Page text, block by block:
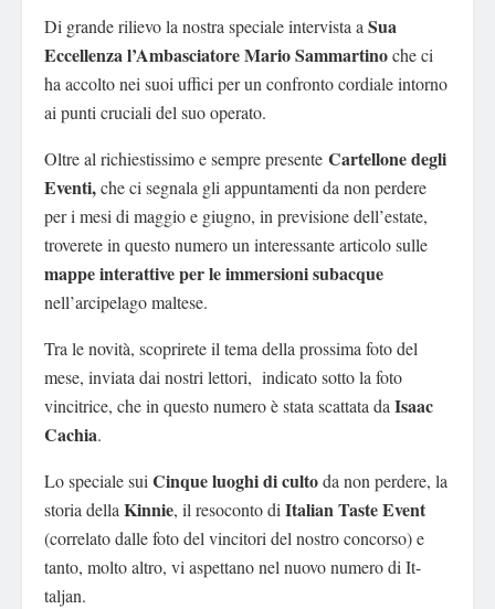
Di grande rilievo la nostra speciale intervista a Sua
Eccellenza l’Ambasciatore Mario Sammartinoche ci
ha accolto nei suoi uffici per un confronto cordiale intorno
ai punti cruciali del suo operato.
Oltre al richiestissimo e sempre presente Cartellone degli
Eventi,che ci segnala gli appuntamenti da non perdere
per i mesi di maggio e giugno, in previsione dell’estate,
troverete in questo numero un interessante articolo sulle
mappe interattive per le immersioni subacque
nell’arcipelago maltese.
Tra le novità, scoprirete il tema della prossima foto del
mese, inviata dai nostri lettori, indicato sotto la foto
vincitrice, che in questo numero è stata scattata da Isaac
Cachia.
Lo speciale sui Cinque luoghi di cultoda non perdere, la
storia della Kinnie, il resoconto di Italian Taste Event
(correlato dalle foto del vincitori del nostro concorso) e
tanto, molto altro, vi aspettano nel nuovo numero di It-
taljan.